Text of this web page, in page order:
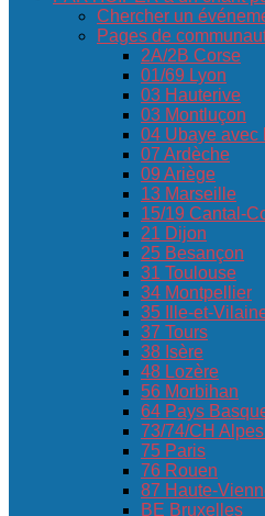
Chercher un
Pages de
2A/2B Corse
01/69 Lyon
03 Hauterive
03 Montluçon
04 Ubaye avec
07 Ardèche
09 Ariège
13 Marseille
15/19 Cantal-
21 Dijon
25 Besançon
31 Toulouse
34 Montpellier
35 Ille-et-
37 Tours
38 Isère
48 Lozère
56 Morbihan
64 Pays
73/74/CH
75 Paris
76 Rouen
87 Haute-
BE Bruxelles